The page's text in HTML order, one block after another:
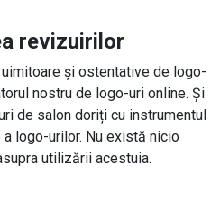
revizuirilor
și ostentative de logo-
nostru de logo-uri online. Și
de salon doriți cu instrumentul
logo-urilor. Nu există nicio
utilizării acestuia.